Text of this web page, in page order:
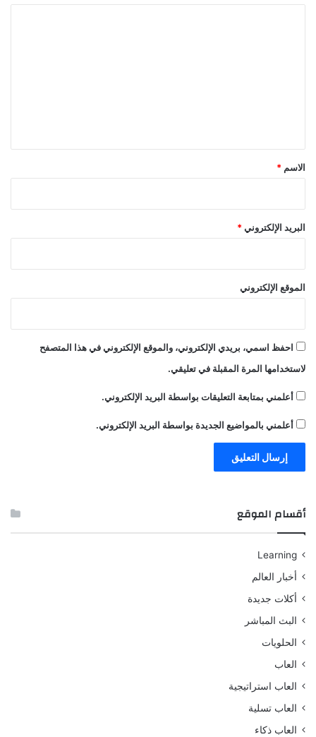
*
الاسم *
البريد الإلكتروني *
الموقع الإلكتروني
احفظ اسمي، بريدي الإلكتروني، والموقع الإلكتروني في هذا المتصفح
لاستخدامها المرة المقبلة في تعليقي.
أعلمني بمتابعة التعليقات بواسطة البريد الإلكتروني.
أعلمني بالمواضيع الجديدة بواسطة البريد الإلكتروني.
أقسام الموقع
Learning
أخبار العالم
أكلات جديدة
البث المباشر
الحلويات
العاب
العاب استراتيجية
العاب تسلية
العاب ذكاء